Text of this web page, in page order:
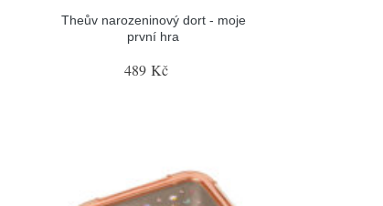
Theův narozeninový dort - moje
první hra
489 Kč